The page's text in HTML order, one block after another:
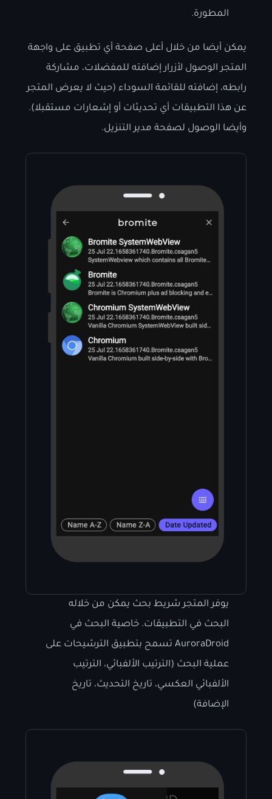
المطورة.
يمكن أيضا من خلال أعلى صفحة أي تطبيق على واجهة
المتجر الوصول لأزرار إضافته للمفضلات، مشاركة
رابطه، إضافته للقائمة السوداء (حيث لا يعرض المتجر
عن هذا التطبيقات أي تحديثات أو إشعارات مستقبلا).
وأيضا الوصول لصفحة مدير التنزيل.
يوفر المتجر شريط بحث يمكن من خلاله
البحث في التطبيقات. خاصية البحث في
AuroraDroid تسمح بتطبيق الترشيحات على
عملية البحث (الترتيب الألفبائي، الترتيب
الألفبائي العكسي، تاريخ التحديث، تاريخ
الإضافة)